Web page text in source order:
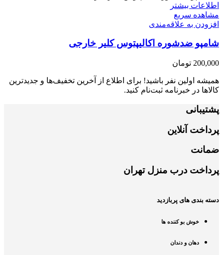
اطلاعات بیشتر
مشاهده سریع
افزودن به علاقه‌مندی
شامپو ضدشوره اکالیپتوس کلیر خارجی
200,000 تومان
همیشه اولین نفر باشید! برای اطلاع از آخرین تخفیف‌ها و جدیدترین
کالاها در خبرنامه ثبت‌نام کنید.
پشتیبانی
پرداخت آنلاین
ضمانت
پرداخت درب منزل تهران
دسته بندی های پربازدید
خوش بو کننده ها
دهان و دندان